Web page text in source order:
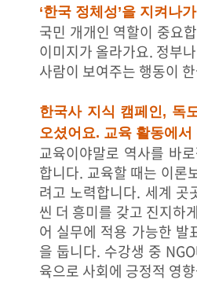
‘한국 정체성’을 지켜나
국민 개개인 역할이 중요
이미지가 올라가요. 정부
사람이 보여주는 행동이
한국사 지식 캠페인, 독
오셨어요. 교육 활동에
교육이야말로 역사를 바
합니다. 교육할 때는 이론
려고 노력합니다. 세계 곳
씬 더 흥미를 갖고 진지하
어 실무에 적용 가능한 발
을 둡니다. 수강생 중
육으로 사회에 긍정적 영